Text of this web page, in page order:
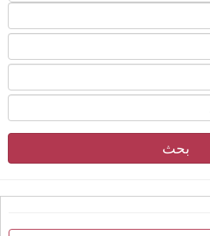
بحث